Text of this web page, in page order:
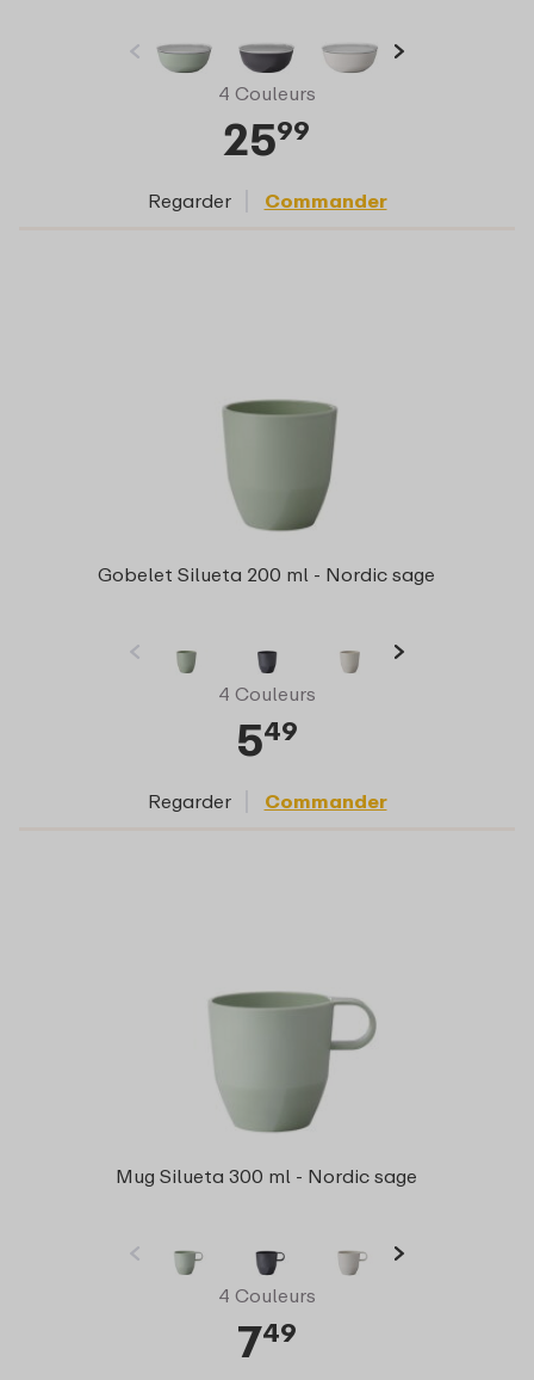
4 Couleurs
2599
Regarder Commander
Gobelet Silueta 200 ml - Nordic sage
4 Couleurs
549
Regarder Commander
Mug Silueta 300 ml - Nordic sage
4 Couleurs
749